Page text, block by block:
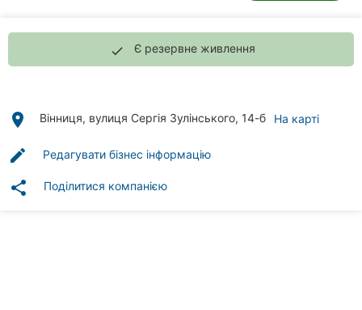
Всі
done Є резервне живлення
place Вінниця, вулиця Сергія Зулінського, 14-б На карті
edit Редагувати бізнес інформацію
share Поділитися компанією